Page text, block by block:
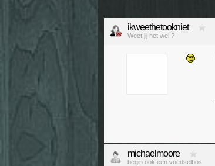
ikweethetookniet
Weet jij het wel ?
michaelmoore
begin ook een voedselbos